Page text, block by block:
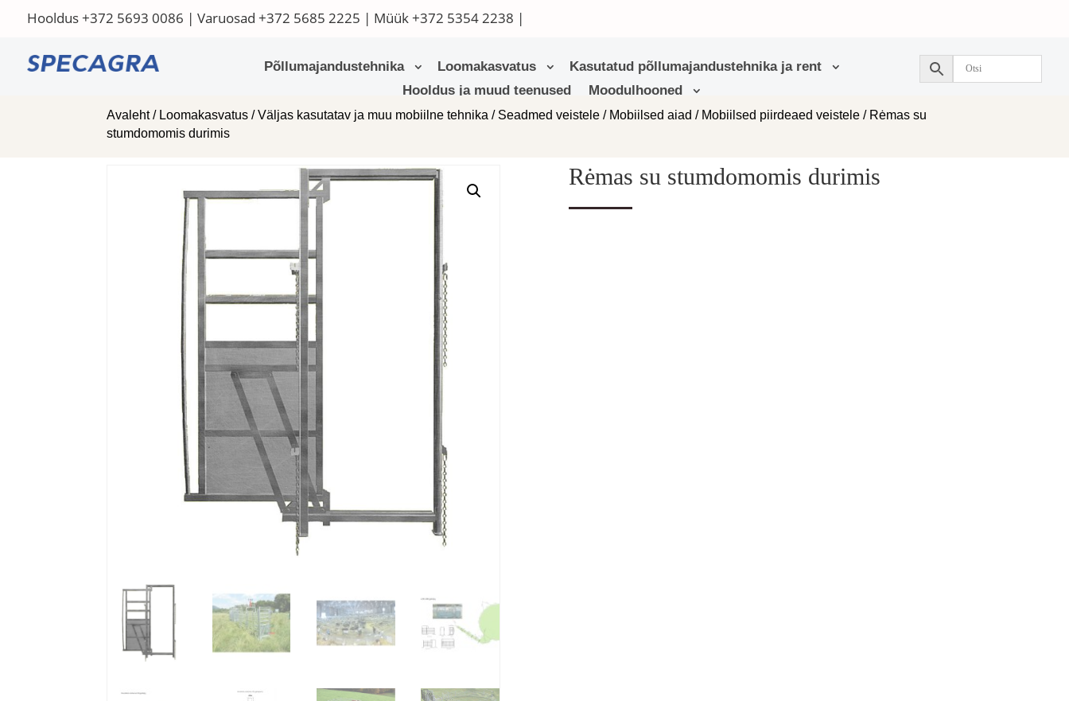
Hooldus+372 5693 0086 | Varuosad +372 5685 2225 | Müük+372 5354 2238 |
Põllumajandustehnika Loomakasvatus
Kasutatud põllumajandustehnika ja rent
Hooldus ja muud teenused
Moodulhooned
Avaleht/ Loomakasvatus /Väljas kasutatav ja muu mobiilne tehnika / Seadmed veistele / Mobiilsed aiad / Mobiilsed piirdeaed veistele / Rėmas su
stumdomomis durimis
Rėmas su stumdomomis durimis